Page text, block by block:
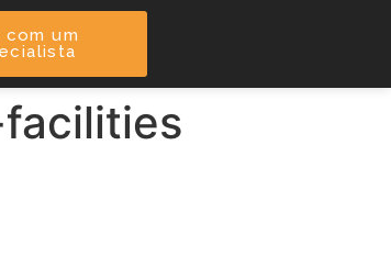
com um